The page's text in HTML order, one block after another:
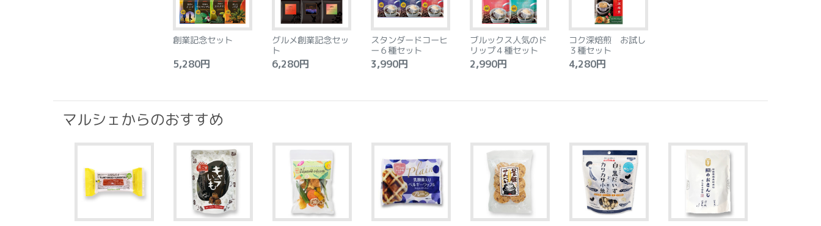
創業記念セット
5,280円
グルメ創業記念セッ
ト
6,280円
スタンダードコーヒ
ー６種セット
3,990円
ブルックス人気のド
リップ４種セット
2,990円
コク深焙煎 お試し
３種セット
4,280円
マルシェからのおすすめ